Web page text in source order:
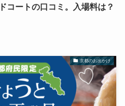
コートの口コミ。入場料は？
京都のお出かけ